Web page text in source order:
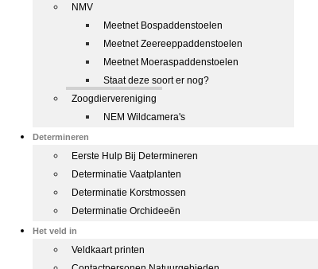
NMV
Meetnet Bospaddenstoelen
Meetnet Zeereeppaddenstoelen
Meetnet Moeraspaddenstoelen
Staat deze soort er nog?
Zoogdiervereniging
NEM Wildcamera's
Determineren
Eerste Hulp Bij Determineren
Determinatie Vaatplanten
Determinatie Korstmossen
Determinatie Orchideeën
Het veld in
Veldkaart printen